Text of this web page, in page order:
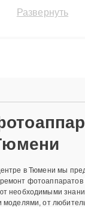
до 3 лет. Наши
Развернуть
в Тюмени мы
необходимыми
от